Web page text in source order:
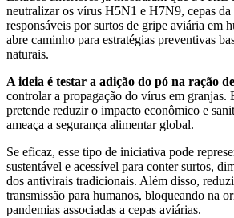
neutralizar os vírus H5N1 e H7N9, cepas
responsáveis por surtos de gripe aviária em
abre caminho para estratégias preventivas
naturais.
A ideia é testar a adição do pó na ração
controlar a propagação do vírus em granjas.
pretende reduzir o impacto econômico e
ameaça a segurança alimentar global.
Se eficaz, esse tipo de iniciativa pode
sustentável e acessível para conter surtos,
dos antivirais tradicionais. Além disso,
transmissão para humanos, bloqueando na
pandemias associadas a cepas aviárias.